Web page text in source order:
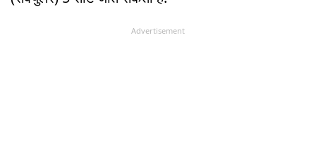
Advertisement